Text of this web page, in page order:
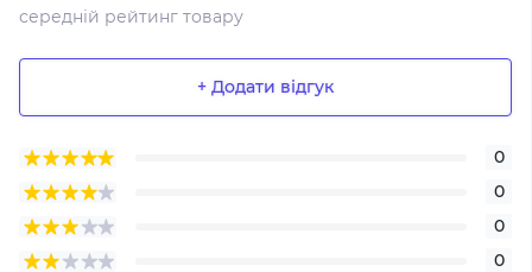
середній рейтинг товару
+ Додати відгук
0
0
0
0